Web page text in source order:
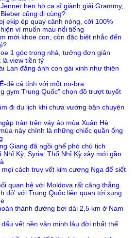
hẹn hò ca sĩ giành giải Grammy,
cũng đi cùng?
ekip ép quay cảnh nóng, cởi 100%
vì muốn mau nổi tiếng
mới khoe con, còn đặc biệt nhắc đến
1 góc trong nhà, tưởng đơn giản
view tiền tỷ
Lan đăng ảnh con gái xinh như thiên
đê cá tính với mốt no-bra
gym Trung Quốc" chọn đồ trượt tuyết
đi du lịch khi chưa vướng bận chuyện
tràn trên váy áo mùa Xuân Hè
này chính là những chiếc quần ống
Giang đã ngồi ghế phó chủ tịch
Nhĩ Kỳ, Syria: Thổ Nhĩ Kỳ xây mới gần
cách truy vết kim cương Nga để siết
quan hệ với Moldova rất căng thẳng
đỏ' với Trung Quốc liên quan tới xung
thành đường bơi dài 2,5 km ở Nam
vết nền văn minh lâu đời nhất thế